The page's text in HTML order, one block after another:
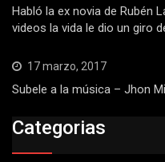
Habló la ex novia de Rubén
videos la vida le dio un giro
17 marzo, 2017
Subele a la música – Jhon
Categorias